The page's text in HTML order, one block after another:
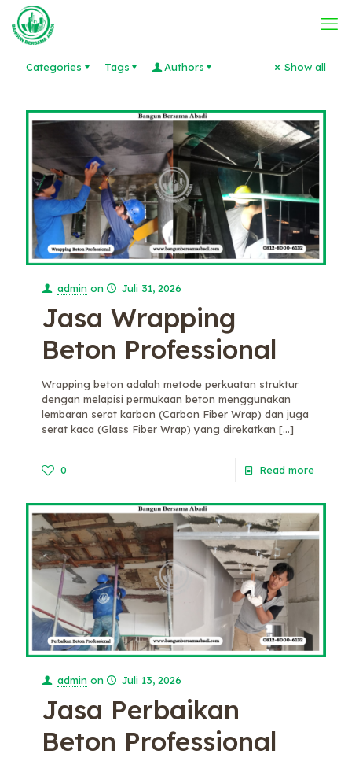
Categories Tags Authors Show all
admin on Juli 31, 2026
Jasa Wrapping
Beton Professional
Wrapping beton adalah metode perkuatan struktur
dengan melapisi permukaan beton menggunakan
lembaran serat karbon (Carbon Fiber Wrap) dan juga
serat kaca (Glass Fiber Wrap) yang direkatkan […]
0 Read more
admin on Juli 13, 2026
Jasa Perbaikan
Beton Professional